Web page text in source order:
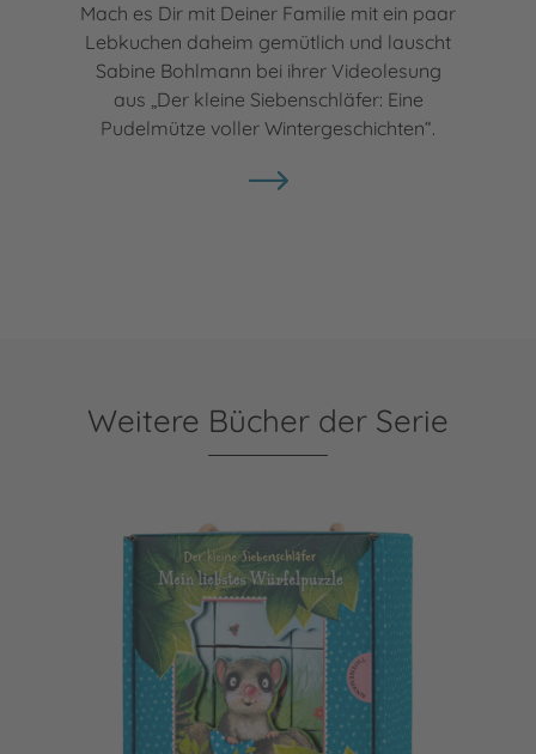
Mach es Dir mit Deiner Familie mit ein paar
Lebkuchen daheim gemütlich und lauscht
Sabine Bohlmann bei ihrer Videolesung
aus „Der kleine Siebenschläfer: Eine
Pudelmütze voller Wintergeschichten“.
Weitere Bücher der Serie